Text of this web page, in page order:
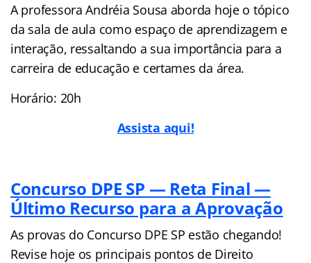
A professora Andréia Sousa aborda hoje o tópico
da sala de aula como espaço de aprendizagem e
interação, ressaltando a sua importância para a
carreira de educação e certames da área.
Horário: 20h
Assista aqui!
Concurso DPE SP — Reta Final —
Último Recurso para a Aprovação
As provas do Concurso DPE SP estão chegando!
Revise hoje os principais pontos de Direito